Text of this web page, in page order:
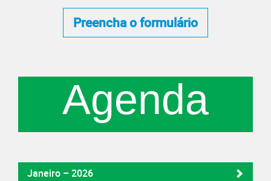
Preencha o formulário
Agenda
Janeiro – 2026